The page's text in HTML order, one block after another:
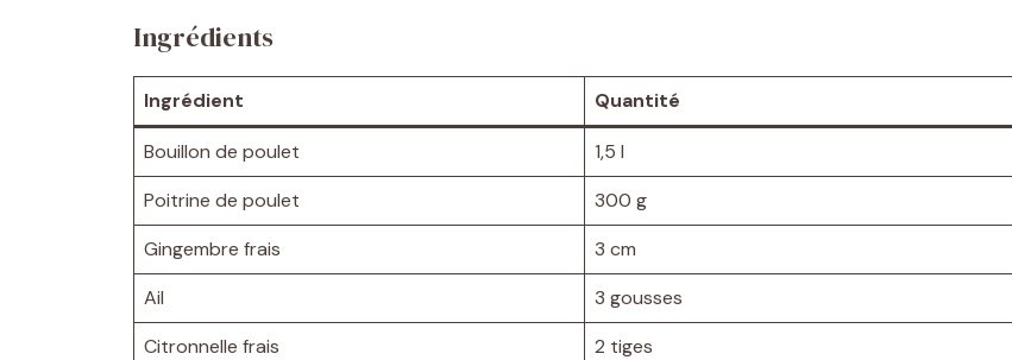
Ingrédients
Ingrédient Quantité
Bouillon de poulet
1,5 l
Poitrine de poulet
300 g
Gingembre frais
3 cm
Ail
3 gousses
Citronnelle frais
2 tiges